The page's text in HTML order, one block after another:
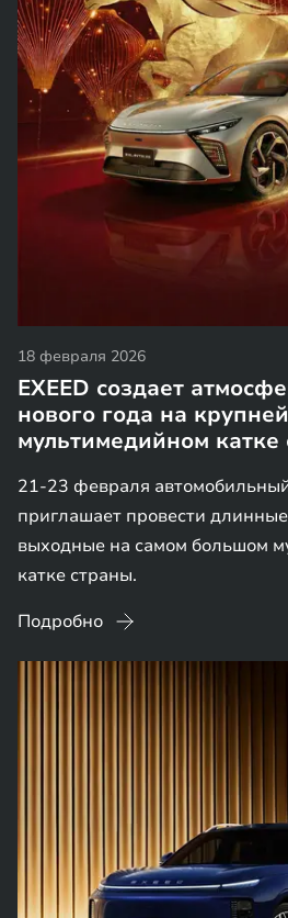
18 февраля 2026
EXEED создает
нового года на
мультимедийном катке
21-23 февраля
приглашает провести
выходные на самом большом
катке страны.
Подробно